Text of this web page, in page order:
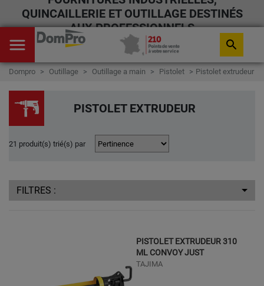
QUINCAILLERIE ET OUTILLAGE DESTINÉS
AUX PROFESSIONNELS
menu search
Dompro Outillage Outillage a main Pistolet Pistolet extrudeur
PISTOLET EXTRUDEUR
21 produit(s) trié(s) par
FILTRES :
PISTOLET EXTRUDEUR 310
ML CONVOY JUST
TAJIMA